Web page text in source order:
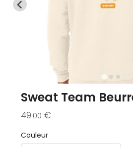
Sweat Team
49.00 €
Couleur